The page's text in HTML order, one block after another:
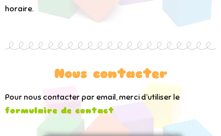
horaire.
Nous contacter
Pour nous contacter par email, merci d’utiliser le
formulaire de contact